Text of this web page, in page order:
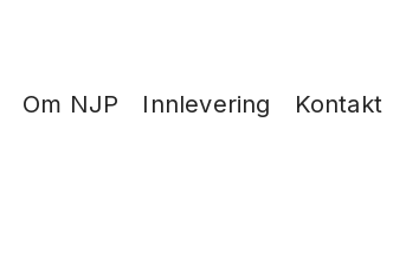
Om NJP Innlevering Kontakt